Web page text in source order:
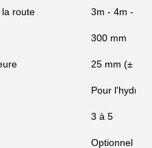
route 3m - 4m - 5m
300 mm
25 mm (± 2
Pour
3 à 5
Optionnel